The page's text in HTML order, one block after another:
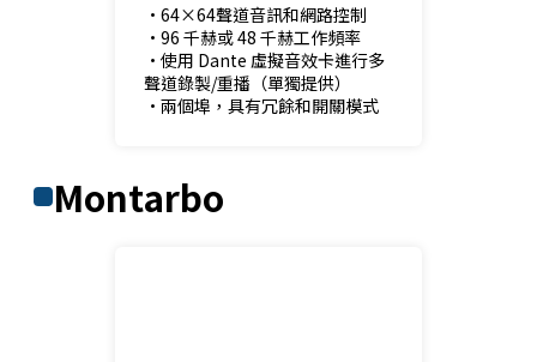
•64×64聲道音訊和網路控制
•96 千赫或 48 千赫工作頻率
•使用 Dante 虛擬音效卡進行多
聲道錄製/重播（單獨提供）
•兩個埠，具有冗餘和開關模式
Montarbo